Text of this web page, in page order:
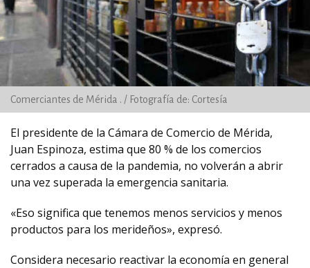
Comerciantes de Mérida . / Fotografía de: Cortesía
El presidente de la Cámara de Comercio de Mérida,
Juan Espinoza, estima que 80 % de los comercios
cerrados a causa de la pandemia, no volverán a abrir
una vez superada la emergencia sanitaria.
«Eso significa que tenemos menos servicios y menos
productos para los merideños», expresó.
Considera necesario reactivar la economía en general